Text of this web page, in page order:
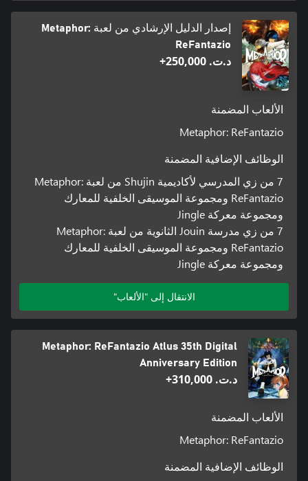
إصدار الدليل الإرشادي من لعبة Metaphor:
ReFantazio
د.ت.‏ 250,000+
الألعاب المضمنة
Metaphor: ReFantazio
الوظائف الإضافية المضمنة
7 من زي المدرسي لأكاديمية Shujin من لعبة Metaphor:
ReFantazio ومجموعة الموسيقى الخلفية للمعارك
ومجموعة معركة Jingle
7 من زي مدرسة Jouin الثانوية من لعبة Metaphor:
ReFantazio ومجموعة الموسيقى الخلفية للمعارك
ومجموعة معركة Jingle
الانتقال إلى "الألعاب"
Metaphor: ReFantazio Atlus 35th Digital
Anniversary Edition
د.ت.‏ 310,000+
الألعاب المضمنة
Metaphor: ReFantazio
الوظائف الإضافية المضمنة